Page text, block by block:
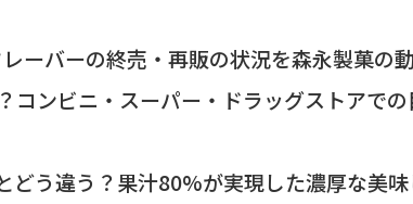
ーバーの終売・再販の状況を森永製菓の
コンビニ・スーパー・ドラッグストアで
どう違う？果汁80%が実現した濃厚な美